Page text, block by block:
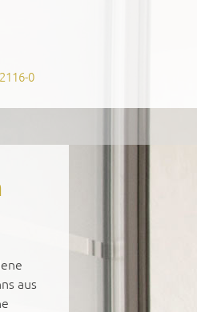
0
aus